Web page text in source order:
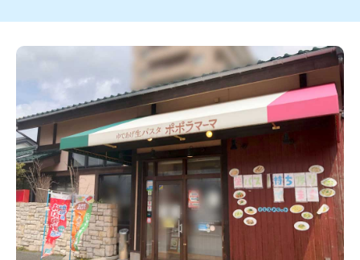
新潟市東区 新潟市西区
新潟市北区
新潟市江南区 新潟市秋葉区
新潟市西蒲区
村上・関川
新発田・聖籠
胎内・粟島
三条・加茂・田上
五泉・阿賀野・阿賀
長岡・見附
小千谷・十日町・津南
魚沼・南魚沼・湯沢
柏崎・刈羽・出雲崎
上越・妙高・糸魚川
食べ歩き テイクアウト
季節・期間限定
居酒屋・バー 焼肉
パスタ
パン・ベーカリー
タレカツ・豚カツ
デカ盛り・大盛り
旨辛・激辛
定食・町定食 海鮮・鮨
日本酒・新潟清酒
ワイン・クラフトビール
ケーキ・パフェ
ビアガーデン・暑気払い
忘新年会・歓送迎会
子ども向け 花火大会
入場無料
完成見学会 学生スポーツ アルビレックス
リラクゼーション・整体
スキー場
リユース・買取
イオンモール
ラブラ万代・ラブラ2
ビルボードプレイスBP
新潟伊勢丹
ピア万代
リバーサイド千秋
パティオPATIO
旅行・レジャー
家電・携帯電話
冠婚葬祭
習い事・塾 通販・EC イベント
官公庁・自治体
新潟市 チラシ
長岡・見附 チラシ
上越・妙高・糸魚川 チラシ
注目 チラシ
週末セール
火曜セール
オープン・リニューアルセール
周年祭・感謝祭セール
年末・初売りセール